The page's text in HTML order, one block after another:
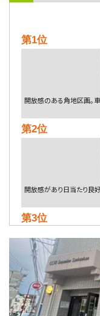
第1位
開放感のある角地区画。
第2位
開放感があり日当たり良
第3位
２０１５年６月築、積水
第4位